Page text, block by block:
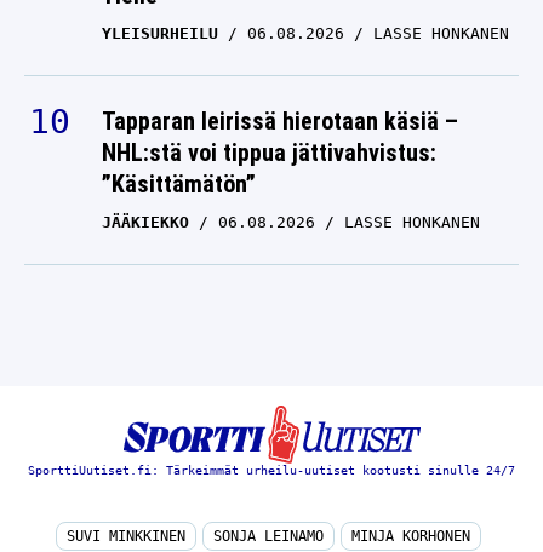
YLEISURHEILU 06.08.2026 LASSE HONKANEN
Tapparan leirissä hierotaan käsiä –
NHL:stä voi tippua jättivahvistus:
”Käsittämätön”
JÄÄKIEKKO 06.08.2026 LASSE HONKANEN
SporttiUutiset.fi: Tärkeimmät urheilu-uutiset kootusti sinulle 24/7
SUVI MINKKINEN SONJA LEINAMO MINJA KORHONEN